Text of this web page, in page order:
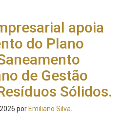
apoia
do Plano
de Gestão
Sólidos.
por Emiliano Silva